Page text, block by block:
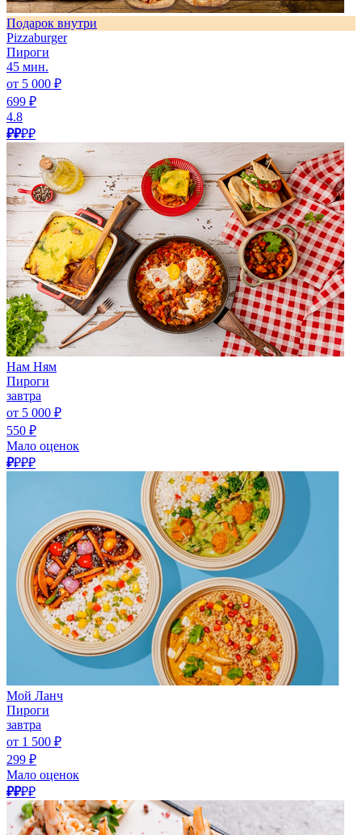
Подарок внутри
Pizzaburger
Пироги
45 мин.
от 5 000 ₽
699 ₽
4.8
₽₽₽₽
Нам Ням
Пироги
завтра
от 5 000 ₽
550 ₽
Мало оценок
₽₽₽₽
Мой Ланч
Пироги
завтра
от 1 500 ₽
299 ₽
Мало оценок
₽₽₽₽